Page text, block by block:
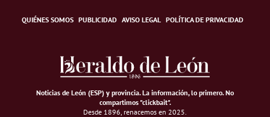
QUIÉNES SOMOS PUBLICIDAD AVISO LEGAL POLÍTICA DE PRIVACIDAD
Noticias de León (ESP) y provincia. La información, lo primero.No
compartimos "clickbait".
Desde 1896, renacemos en 2025.